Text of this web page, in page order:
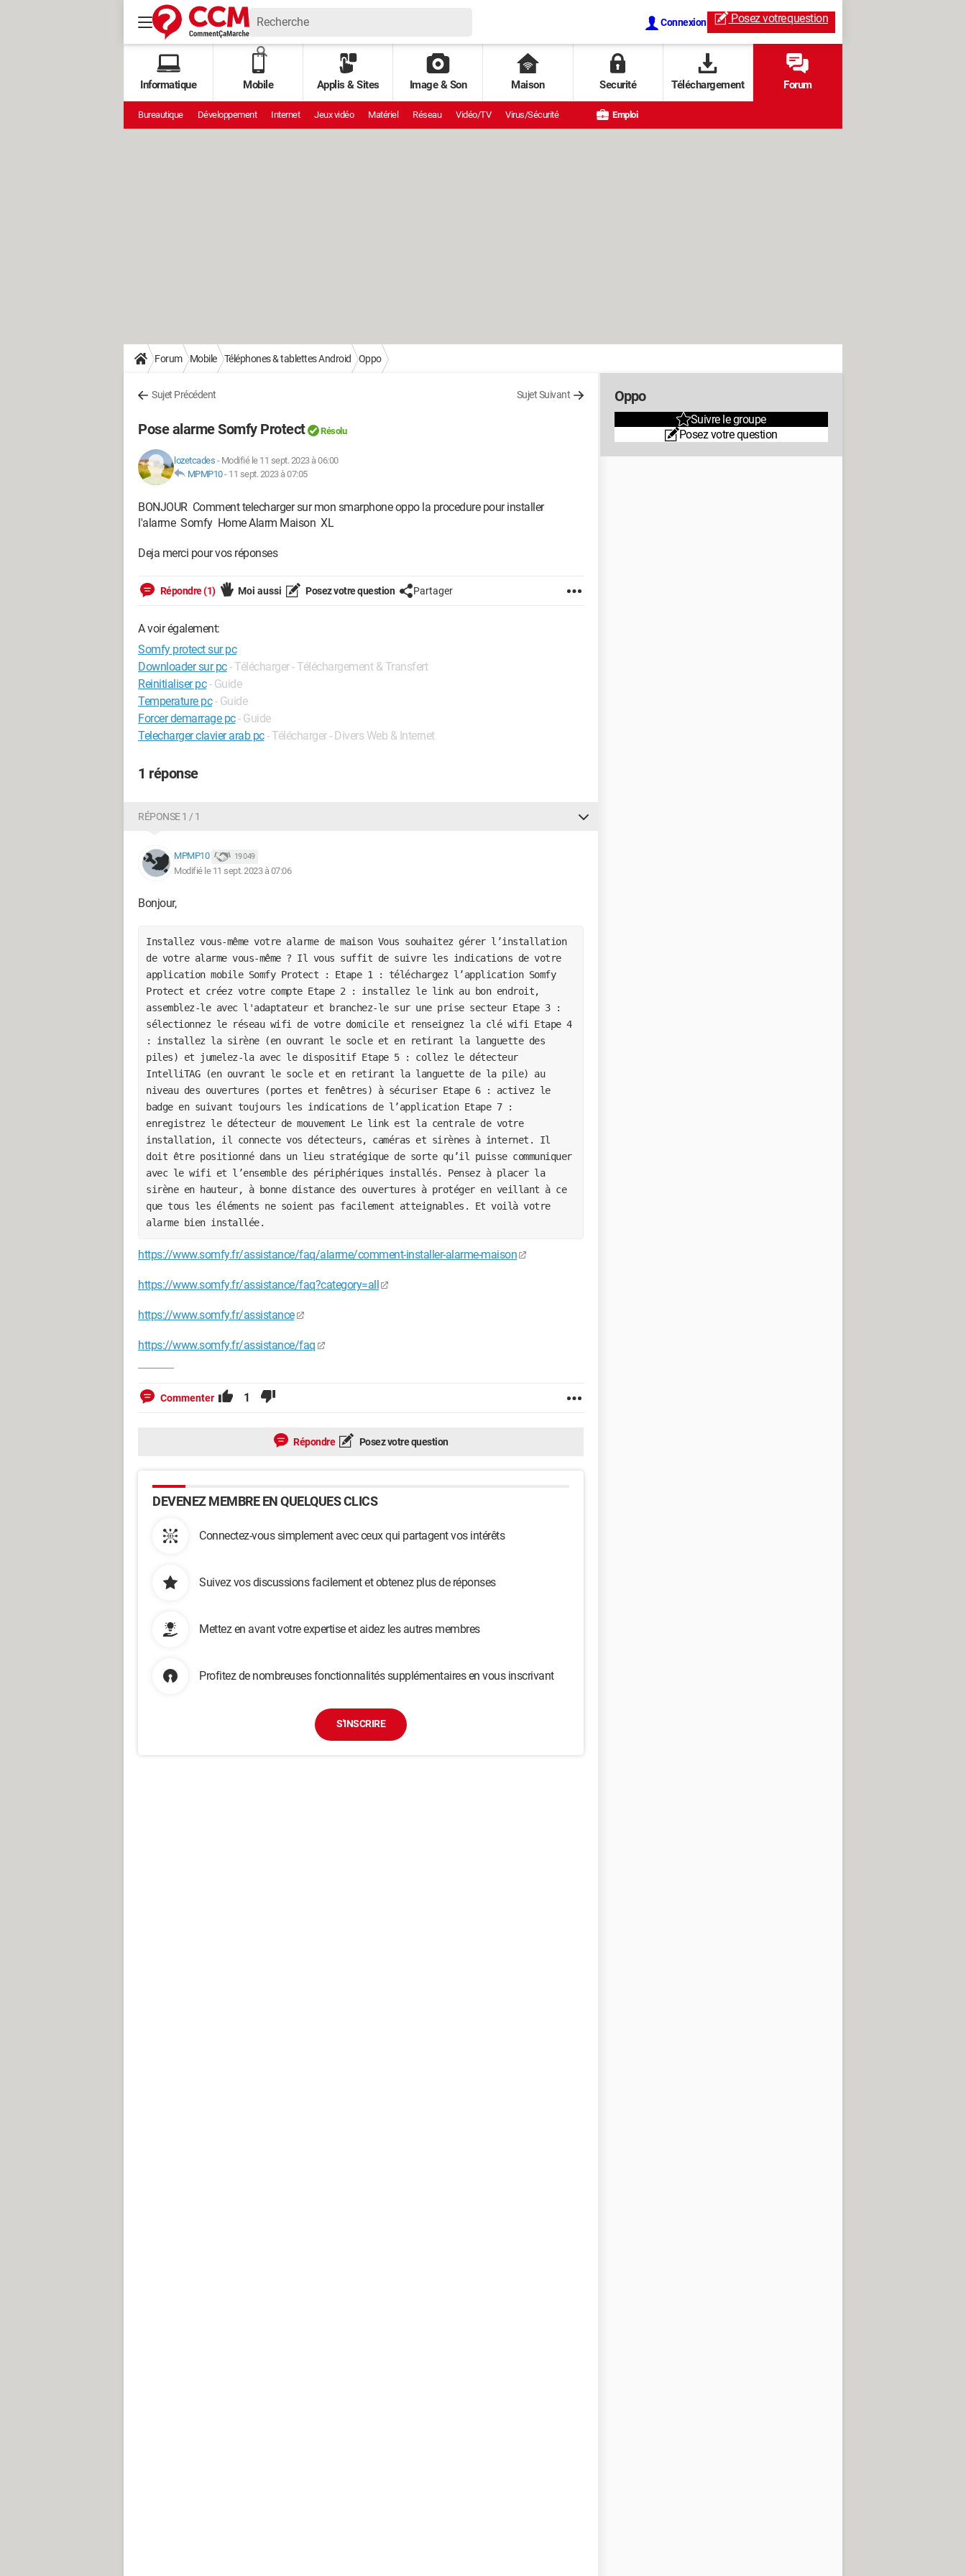
Connexion Posez votrequestion
Informatique Mobile Applis & Sites Image & Son Maison Securité Téléchargement Forum
Bureautique Développement Internet Jeux vidéo Matériel Réseau Vidéo/TV Virus/Sécurité Emploi
Forum Mobile Téléphones & tablettes Android Oppo
Sujet Précédent Sujet Suivant
Pose alarme Somfy Protect Résolu
lozetcades - Modifié le 11 sept. 2023 à 06:00
MPMP10- 11 sept. 2023 à 07:05
BONJOUR Comment telecharger sur mon smarphone oppo la procedure pour installer
l'alarme Somfy Home Alarm Maison XL
Deja merci pour vos réponses
Répondre (1) Moi aussi Posez votre question Partager
A voir également:
Somfy protect sur pc
Downloader sur pc- Télécharger - Téléchargement & Transfert
Reinitialiser pc - Guide
Temperature pc - Guide
Forcer demarrage pc- Guide
Telecharger clavier arab pc- Télécharger - Divers Web & Internet
1 réponse
RÉPONSE 1 / 1
MPMP10 19 049
Modifié le 11 sept. 2023 à 07:06
Bonjour,
Installez vous-même votre alarme de maison Vous souhaitez gérer l’installation
de votre alarme vous-même ? Il vous suffit de suivre les indications de votre
application mobile Somfy Protect : Etape 1 : téléchargez l’application Somfy
Protect et créez votre compte Etape 2 : installez le link au bon endroit,
assemblez-le avec l'adaptateur et branchez-le sur une prise secteur Etape 3 :
sélectionnez le réseau wifi de votre domicile et renseignez la clé wifi Etape 4
: installez la sirène (en ouvrant le socle et en retirant la languette des
piles) et jumelez-la avec le dispositif Etape 5 : collez le détecteur
IntelliTAG (en ouvrant le socle et en retirant la languette de la pile) au
niveau des ouvertures (portes et fenêtres) à sécuriser Etape 6 : activez le
badge en suivant toujours les indications de l’application Etape 7 :
enregistrez le détecteur de mouvement Le link est la centrale de votre
installation, il connecte vos détecteurs, caméras et sirènes à internet. Il
doit être positionné dans un lieu stratégique de sorte qu’il puisse communiquer
avec le wifi et l’ensemble des périphériques installés. Pensez à placer la
sirène en hauteur, à bonne distance des ouvertures à protéger en veillant à ce
que tous les éléments ne soient pas facilement atteignables. Et voilà votre
alarme bien installée.
https://www.somfy.fr/assistance/faq/alarme/comment-installer-alarme-maison
https://www.somfy.fr/assistance/faq?category=all
https://www.somfy.fr/assistance
https://www.somfy.fr/assistance/faq
Commenter 1
Répondre Posez votre question
DEVENEZ MEMBRE EN QUELQUES CLICS
Connectez-vous simplement avec ceux qui partagent vos intérêts
Suivez vos discussions facilement et obtenez plus de réponses
Mettez en avant votre expertise et aidez les autres membres
Profitez de nombreuses fonctionnalités supplémentaires en vous inscrivant
S'INSCRIRE
Oppo
Suivre le groupe
Posez votre question